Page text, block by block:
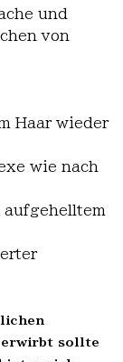
und
von
Haar wieder
wie nach
erwirbt sollte